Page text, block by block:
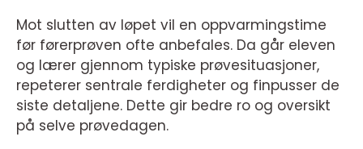
Mot slutten av løpet vil en oppvarmingstime
før førerprøven ofte anbefales. Da går eleven
og lærer gjennom typiske prøvesituasjoner,
repeterer sentrale ferdigheter og finpusser de
siste detaljene. Dette gir bedre ro og oversikt
på selve prøvedagen.